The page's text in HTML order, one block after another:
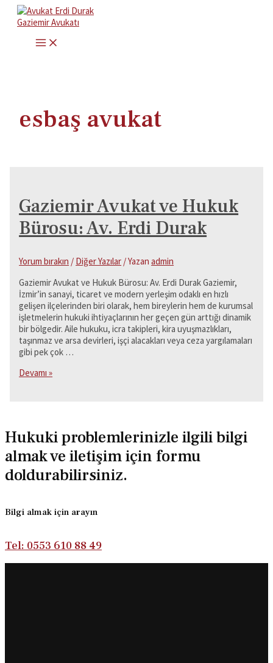
İçeriğe
atla
MAIN
MENU
esbaş avukat
Gaziemir Avukat ve Hukuk
Bürosu: Av. Erdi Durak
Yorum bırakın / Diğer Yazılar / Yazan admin
Gaziemir Avukat ve Hukuk Bürosu: Av. Erdi Durak Gaziemir,
İzmir’in sanayi, ticaret ve modern yerleşim odaklı en hızlı
gelişen ilçelerinden biri olarak, hem bireylerin hem de kurumsal
işletmelerin hukuki ihtiyaçlarının her geçen gün arttığı dinamik
bir bölgedir. Aile hukuku, icra takipleri, kira uyuşmazlıkları,
taşınmaz ve arsa devirleri, işçi alacakları veya ceza yargılamaları
gibi pek çok …
Gaziemir
Av.
Erdi
Durak
Devamı »
Hukuki problemlerinizle ilgili bilgi
almak ve iletişim için formu
doldurabilirsiniz.
Bilgi almak için arayın
Tel: 0553 610 88 49